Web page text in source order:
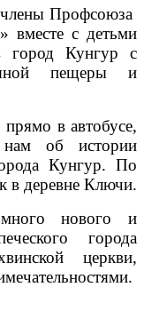
Профсоюза
вместе с детьми
город Кунгур с
пещеры и
в автобусе,
нам об истории
Кунгур. По
в деревне Ключи.
нового и
города
церкви,